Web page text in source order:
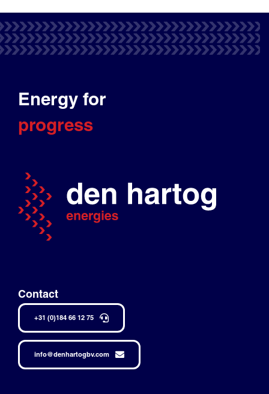
Energy for
progress
Contact
+31 (0)184 66 12 75
info@denhartogbv.com